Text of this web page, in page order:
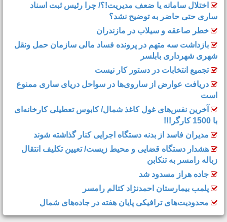
اختلال سامانه یا ضعف مدیریت!؟/ چرا رئیس ثبت اسناد
ساری حتی حاضر به توضیح نشد؟
خطر صاعقه و سیلاب در مازندران
بازداشت سه متهم در پرونده فساد مالی سازمان حمل‌ ونقل
شهری شهرداری بابلسر
تجمیع انتخابات در دستور کار نیست
دریافت عوارض از ساروی‌ها در سواحل دریای ساری ممنوع
است
آخرین نفس‌های غول کاغذ شمال‌/ ‌کابوس تعطیلی کارخانه‌ای
مدیران فاسد از بدنه دستگاه اجرایی کنار گذاشته شوند
هشدار دستگاه قضایی و محیط زیست/ تعیین تکلیف انتقال
زباله رامسر به تنکابن
جاده هراز مسدود شد
پلمب بیمارستان احمدنژاد کتالم رامسر
محدودیت‌های ترافیکی پایان هفته در جاده‌های شمال